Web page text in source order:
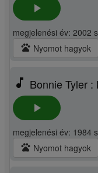
play_arrow
megjelenési év: 2002
pets Nyomot hagyok
music_note Bonnie Tyler
play_arrow
megjelenési év: 1984
pets Nyomot hagyok